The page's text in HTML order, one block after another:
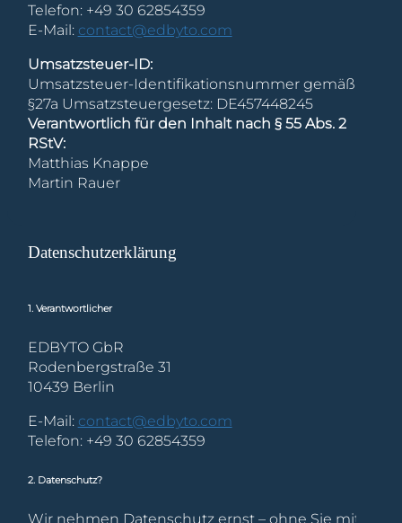
Telefon: +49 30 62854359
E-Mail: contact@edbyto.com
Umsatzsteuer-ID:
Umsatzsteuer-Identifikationsnummer gemäß
§27a Umsatzsteuergesetz: DE457448245
Verantwortlich für den Inhalt nach § 55 Abs. 2
RStV:
Matthias Knappe
Martin Rauer
Streitschlichtung
Link
Impressum.
Datenschutzerklärung
1. Verantwortlicher
EDBYTO GbR
Rodenbergstraße 31
10439 Berlin
E-Mail: contact@edbyto.com
Telefon: +49 30 62854359
2. Datenschutz?
Wir nehmen Datenschutz ernst – ohne Sie mit